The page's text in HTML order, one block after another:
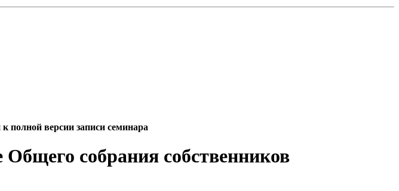
полной версии записи семинара
собрания собственников